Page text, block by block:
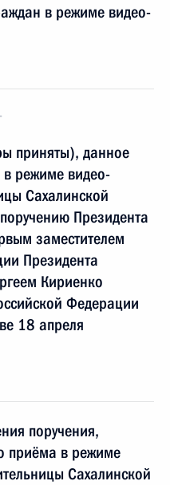
в режиме видео-
приняты), данное
в режиме видео-
Сахалинской
Президента
заместителем
Президента
Кириенко
Федерации
18 апреля
поручения,
приёма в режиме
Сахалинской